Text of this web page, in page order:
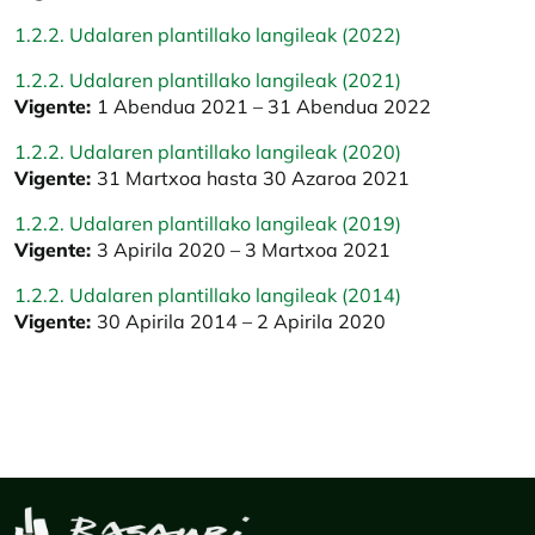
1.2.2. Udalaren plantillako langileak (2022)
1.2.2. Udalaren plantillako langileak (2021)
Vigente: 1 Abendua 2021 – 31 Abendua 2022
1.2.2. Udalaren plantillako langileak (2020)
Vigente: 31 Martxoa hasta 30 Azaroa 2021
1.2.2. Udalaren plantillako langileak (2019)
Vigente: 3 Apirila 2020 – 3 Martxoa 2021
1.2.2. Udalaren plantillako langileak (2014)
Vigente: 30 Apirila 2014 – 2 Apirila 2020